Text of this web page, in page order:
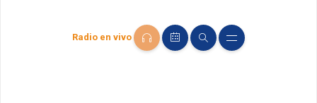
Radio en vivo